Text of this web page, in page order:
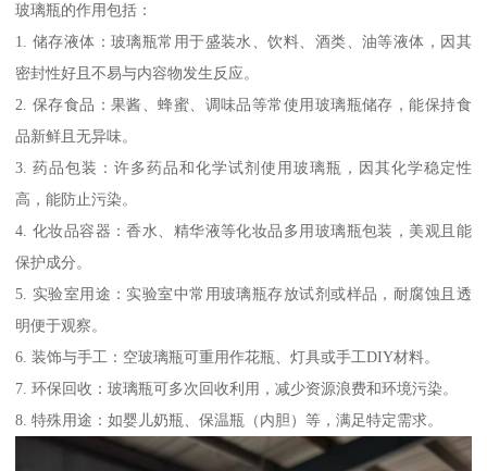
玻璃瓶的作用包括：
1. 储存液体：玻璃瓶常用于盛装水、饮料、酒类、油等液体，因其
密封性好且不易与内容物发生反应。
2. 保存食品：果酱、蜂蜜、调味品等常使用玻璃瓶储存，能保持食
品新鲜且无异味。
3. 药品包装：许多药品和化学试剂使用玻璃瓶，因其化学稳定性
高，能防止污染。
4. 化妆品容器：香水、精华液等化妆品多用玻璃瓶包装，美观且能
保护成分。
5. 实验室用途：实验室中常用玻璃瓶存放试剂或样品，耐腐蚀且透
明便于观察。
6. 装饰与手工：空玻璃瓶可重用作花瓶、灯具或手工DIY材料。
7. 环保回收：玻璃瓶可多次回收利用，减少资源浪费和环境污染。
8. 特殊用途：如婴儿奶瓶、保温瓶（内胆）等，满足特定需求。